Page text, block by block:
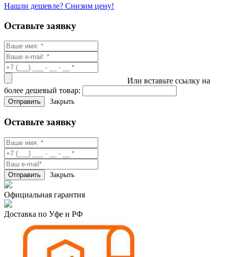
Нашли дешевле? Снизим цену!
Оставьте заявку
Или вставьте ссылку на
более дешевый товар:
Закрыть
Оставьте заявку
Закрыть
Официальная гарантия
Доставка по Уфе и РФ